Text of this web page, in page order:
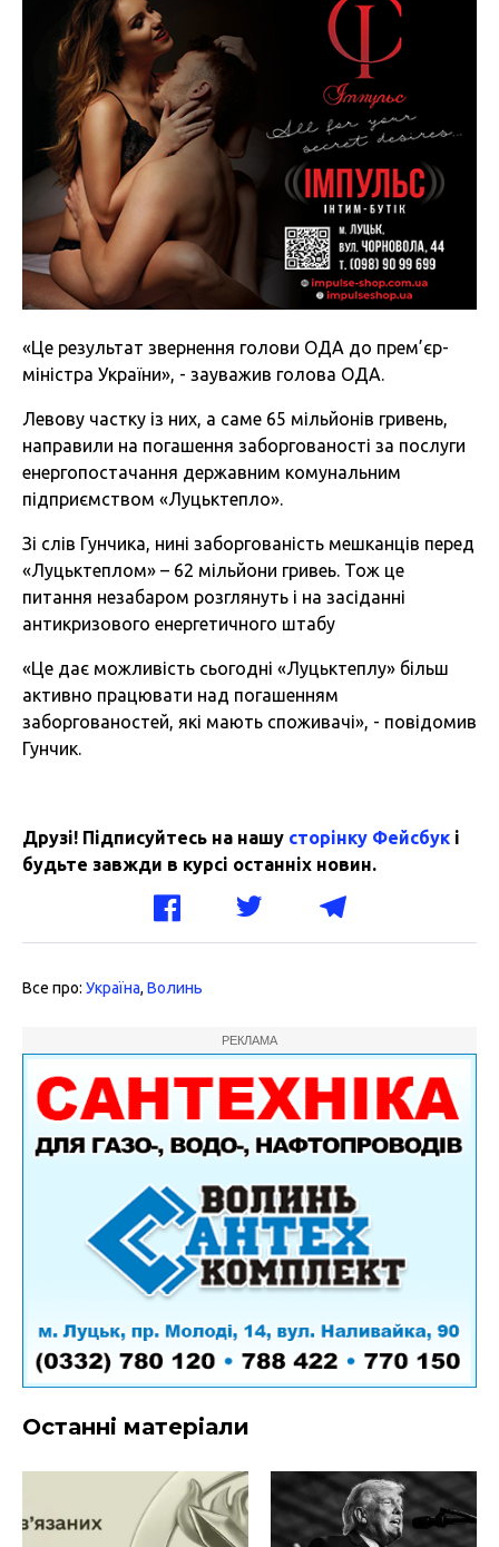
«Це результат звернення голови ОДА до прем’єр-
міністра України», - зауважив голова ОДА.
Левову частку із них, а саме 65 мільйонів гривень,
направили на погашення заборгованості за послуги
енергопостачання державним комунальним
підприємством «Луцьктепло».
Зі слів Гунчика, нині заборгованість мешканців перед
«Луцьктеплом» – 62 мільйони гривеь. Тож це
питання незабаром розглянуть і на засіданні
антикризового енергетичного штабу
«Це дає можливість сьогодні «Луцьктеплу» більш
активно працювати над погашенням
заборгованостей, які мають споживачі», - повідомив
Гунчик.
Друзі! Підписуйтесь на нашу сторінку Фейсбук і
будьте завжди в курсі останніх новин.
Все про: Україна, Волинь
РЕКЛАМА
Останні матеріали